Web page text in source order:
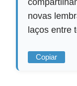
novas
laços entre
Copiar